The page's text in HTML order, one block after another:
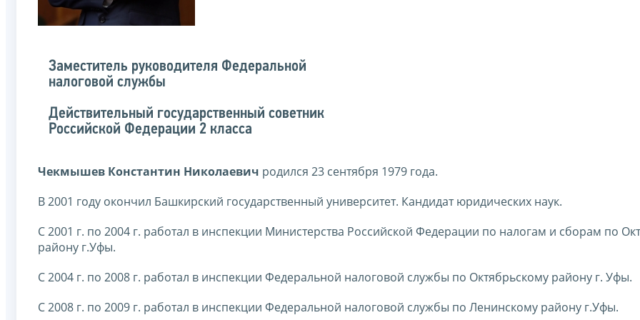
Заместитель руководителя Федеральной
налоговой службы
Действительный государственный советник
Российской Федерации 2 класса
Чекмышев Константин Николаевич родился 23 сентября 1979 года.
В 2001 году окончил Башкирский государственный университет. Кандидат юридических наук.
С 2001 г. по 2004 г. работал в инспекции Министерства Российской Федерации по налогам и сборам по
району г.Уфы.
С 2004 г. по 2008 г. работал в инспекции Федеральной налоговой службы по Октябрьскому району г. Уфы.
С 2008 г. по 2009 г. работал в инспекции Федеральной налоговой службы по Ленинскому району г.Уфы.